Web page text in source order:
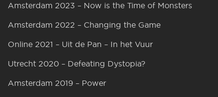
Amsterdam 2023 – Now is the Time of Monsters
Amsterdam 2022 – Changing the Game
Online 2021 – Uit de Pan – In het Vuur
Utrecht 2020 – Defeating Dystopia?
Amsterdam 2019 – Power